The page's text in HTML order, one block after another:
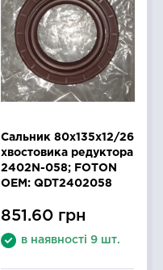
Сальник 80x135x12/26
хвостовика редуктора
2402N-058; FOTON
OEM: QDT2402058
851.60 грн
в наявності 9 шт.